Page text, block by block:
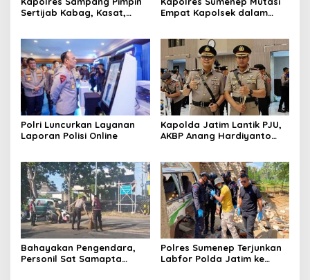
Sertijab Kabag, Kasat,
Empat Kapolsek dalam
Polri Luncurkan Layanan
Laporan Polisi Online
Kapolda Jatim Lantik PJU,
AKBP Anang Hardiyanto
Bahayakan Pengendara,
Personil Sat Samapta
Polres Sumenep Terjunkan
Labfor Polda Jatim ke